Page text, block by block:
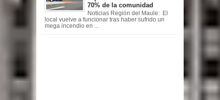
70% de la comunidad
Noticias Región del Maule: El
local vuelve a funcionar tras haber sufrido un
mega incendio en ...